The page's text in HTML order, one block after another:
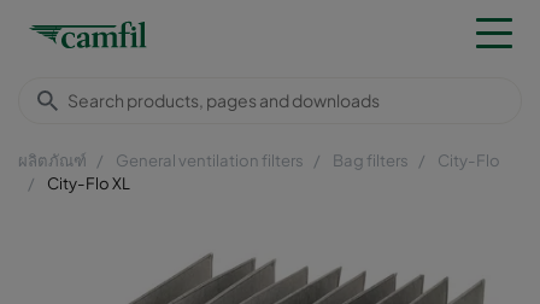
ผลิตภัณฑ์ General ventilation filters Bag filters
City-Flo
City-Flo XL